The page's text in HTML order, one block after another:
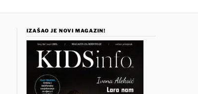
IZAŠAO JE NOVI MAGAZIN!